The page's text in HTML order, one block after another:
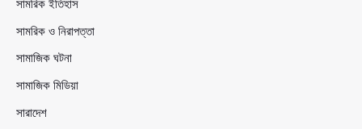
সামরিক ইতিহাস
সামরিক ও নিরাপত্তা
সামাজিক ঘটনা
সামাজিক মিডিয়া
সারাদেশ